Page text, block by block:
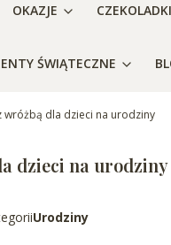
OKAZJE
ŚWIĄTECZNE
wróżbą dla dzieci na urodziny
dzieci na urodziny
Urodziny